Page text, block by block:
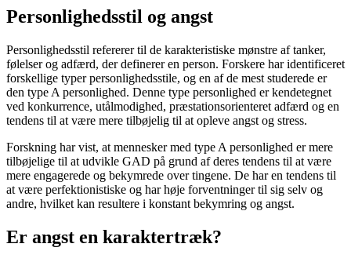
Personlighedsstil og angst
Personlighedsstil refererer til de karakteristiske mønstre af tanker,
følelser og adfærd, der definerer en person. Forskere har identificeret
forskellige typer personlighedsstile, og en af de mest studerede er
den type A personlighed. Denne type personlighed er kendetegnet
ved konkurrence, utålmodighed, præstationsorienteret adfærd og en
tendens til at være mere tilbøjelig til at opleve angst og stress.
Forskning har vist, at mennesker med type A personlighed er mere
tilbøjelige til at udvikle GAD på grund af deres tendens til at være
mere engagerede og bekymrede over tingene. De har en tendens til
at være perfektionistiske og har høje forventninger til sig selv og
andre, hvilket kan resultere i konstant bekymring og angst.
Er angst en karaktertræk?